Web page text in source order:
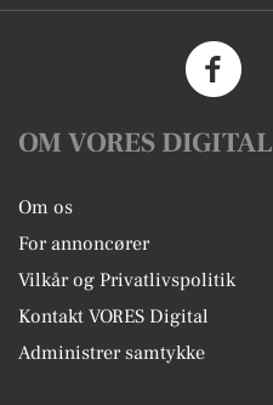
OM VORES DIGITAL
Om os
For annoncører
Vilkår og Privatlivspolitik
Kontakt VORES Digital
Administrer samtykke